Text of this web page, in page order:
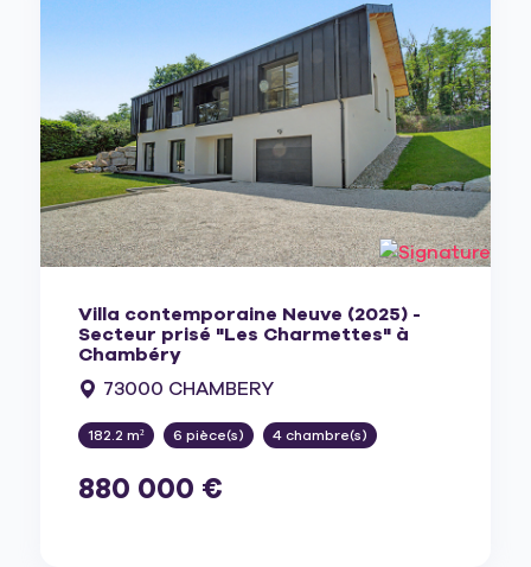
Villa contemporaine Neuve (2025) -
Secteur prisé "Les Charmettes" à
Chambéry
73000 CHAMBERY
182.2 m² 6 pièce(s) 4 chambre(s)
880 000 €